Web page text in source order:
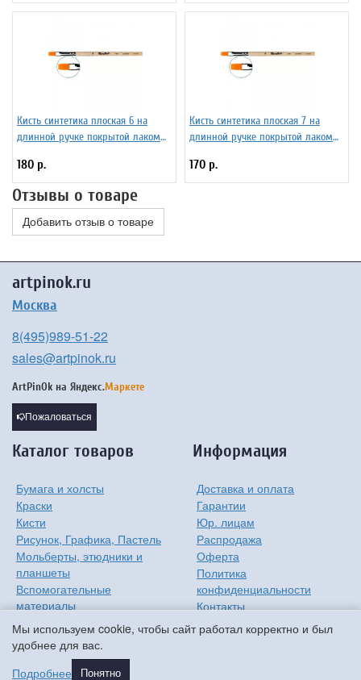
Мы используем cookie, чтобы сайт работал корректно и был
удобнее для вас.
Подробнее
Понятно
Кисть синтетика плоская 6 на
длинной ручке покрытой лаком
180 р.
Кисть синтетика плоская 7 на
длинной ручке покрытой лаком
170 р.
Отзывы о товаре
Добавить отзыв о товаре
artpinok.ru
Москва
8(495)989-51-22
sales@artpinok.ru
ArtPinOk на Яндекс.Маркете
Пожаловаться
Каталог товаров
Бумага и холсты
Краски
Кисти
Рисунок, Графика, Пастель
Мольберты, этюдники и
планшеты
Вспомогательные
материалы
Хобби
Детям
Мастер-классы
Информация
Доставка и оплата
Гарантии
Юр. лицам
Распродажа
Оферта
Политика
конфиденциальности
Контакты
О компании